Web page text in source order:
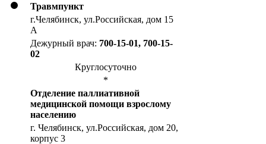
Травмпункт
г.Челябинск, ул.Российская, дом 15
А
Дежурный врач: 700-15-01, 700-15-
02
Круглосуточно
*
Отделение паллиативной
медицинской помощи взрослому
населению
г. Челябинск, ул.Российская, дом 20,
корпус 3